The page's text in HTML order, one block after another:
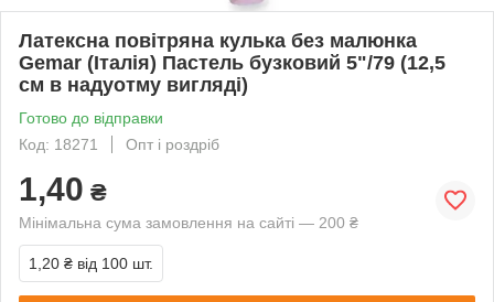
Латексна повітряна кулька без малюнка
Gemar (Італія) Пастель бузковий 5"/79 (12,5
см в надуотму вигляді)
Готово до відправки
Код: 18271
Опт і роздріб
1,40 ₴
Мінімальна сума замовлення на сайті — 200 ₴
1,20 ₴ від 100 шт.